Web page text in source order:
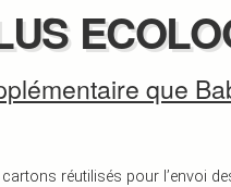
que
réutilisés pour l’envoi